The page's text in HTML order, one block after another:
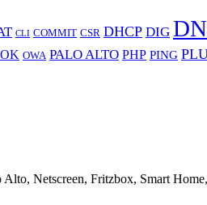
CLI COMMIT CSR DHCP DIG
OWA PALO ALTO PHP PING
Netscreen, Fritzbox, Smart